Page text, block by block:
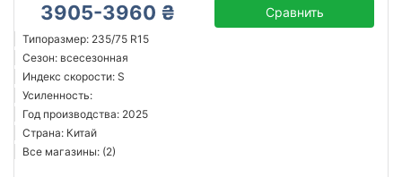
3905-3960 ₴ Сравнить
Типоразмер: 235/75 R15
Сезон: всесезонная
Индекс скорости: S
Усиленность:
Год производства: 2025
Страна: Китай
Все магазины: (2)